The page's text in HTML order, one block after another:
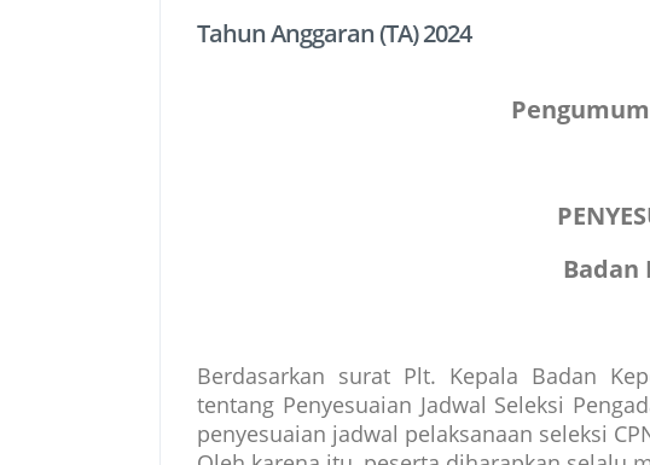
Tahun Anggaran (TA) 2024
Badan
Berdasarkan surat Plt. Kepala Badan
tentang Penyesuaian Jadwal Seleksi
penyesuaian jadwal pelaksanaan seleksi